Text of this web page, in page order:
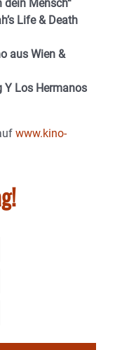
dein Mensch“
Life & Death
aus Wien &
Y Los Hermanos
www.kino-